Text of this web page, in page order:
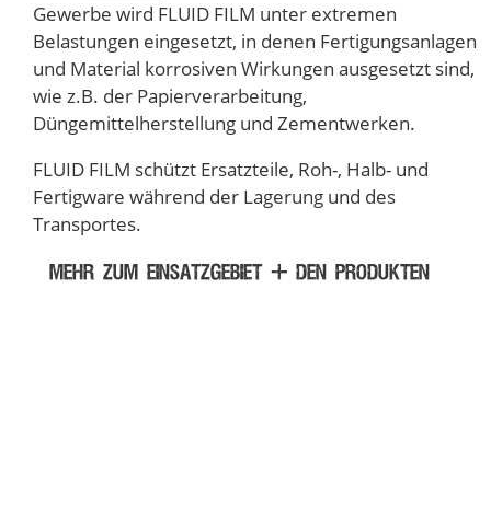
Gewerbe wird FLUID FILM unter extremen
Belastungen eingesetzt, in denen Fertigungsanlagen
und Material korrosiven Wirkungen ausgesetzt sind,
wie z.B. der Papierverarbeitung,
Düngemittelherstellung und Zementwerken.
FLUID FILM schützt Ersatzteile, Roh-, Halb- und
Fertigware während der Lagerung und des
Transportes.
MEHR ZUM EINSATZGEBIET + DEN PRODUKTEN